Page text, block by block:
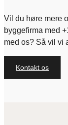
Vil du høre mere
byggefirma med
med os? Så vil vi
Kontakt os